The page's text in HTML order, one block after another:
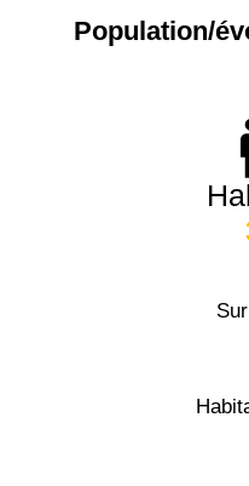
Population/